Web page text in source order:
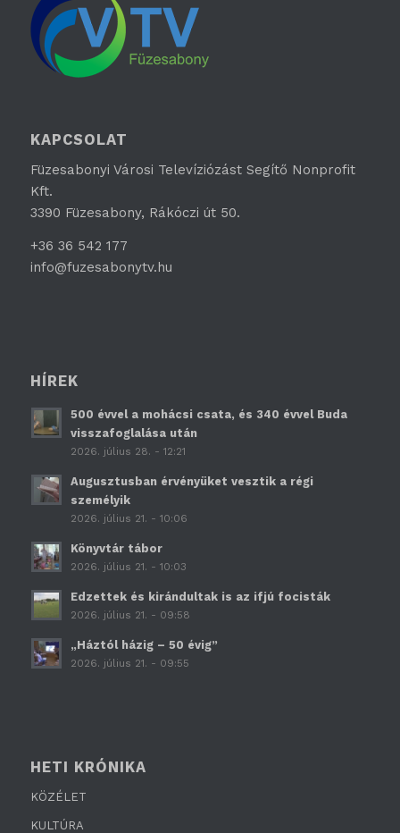
KAPCSOLAT
Füzesabonyi Városi Televíziózást Segítő Nonprofit
Kft.
3390 Füzesabony, Rákóczi út 50.
+36 36 542 177
info@fuzesabonytv.hu
HÍREK
500 évvel a mohácsi csata, és 340 évvel Buda
visszafoglalása után
2026. július 28. - 12:21
Augusztusban érvényüket vesztik a régi
személyik
2026. július 21. - 10:06
Könyvtár tábor
2026. július 21. - 10:03
Edzettek és kirándultak is az ifjú focisták
2026. július 21. - 09:58
„Háztól házig – 50 évig”
2026. július 21. - 09:55
HETI KRÓNIKA
KÖZÉLET
KULTÚRA